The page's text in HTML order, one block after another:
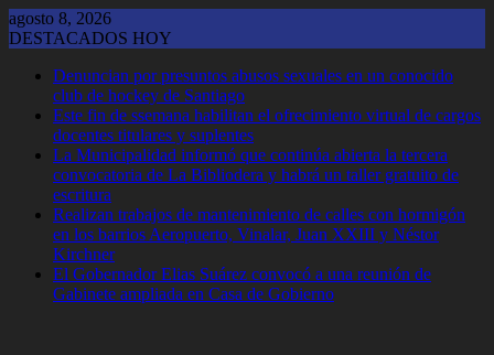
Saltar
al
agosto 8, 2026
DESTACADOS HOY
Denuncian por presuntos abusos sexuales en un conocido
club de hockey de Santiago
Este fin de ssemana habilitan el ofrecimiento virtual de cargos
docentes titulares y suplentes
La Municipalidad informó que continúa abierta la tercera
convocatoria de La Bibliodera y habrá un taller gratuito de
escritura
Realizan trabajos de mantenimiento de calles con hormigón
en los barrios Aeropuerto, Vinalar, Juan XXIII y Néstor
Kirchner
El Gobernador Elias Suárez convocó a una reunión de
Gabinete ampliada en Casa de Gobierno